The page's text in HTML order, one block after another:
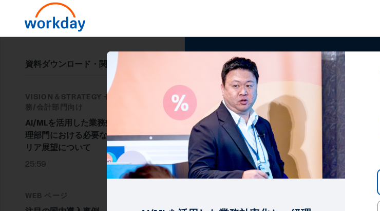
資料ダウンロード・関連情報
VISION＆STRATEGY セッション / 財
務/会計部門向け
AI/MLを活用した業務効率化と、経
理部門における必要なスキルとキャ
リア展望について
25:59
WEB ページ